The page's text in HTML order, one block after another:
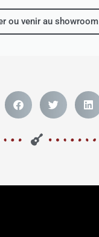
ou venir au showroom